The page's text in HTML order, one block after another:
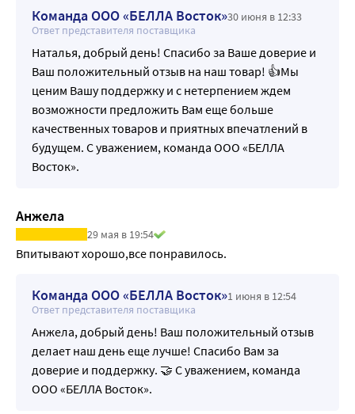
Команда ООО «БЕЛЛА Восток»30 июня в 12:33
Ответ представителя поставщика
Наталья, добрый день! Спасибо за Ваше доверие и
Ваш положительный отзыв на наш товар! 👍Мы
ценим Вашу поддержку и с нетерпением ждем
возможности предложить Вам еще больше
качественных товаров и приятных впечатлений в
будущем. С уважением, команда ООО «БЕЛЛА
Восток».
Анжела
29 мая в 19:54
Впитывают хорошо,все понравилось.
Команда ООО «БЕЛЛА Восток»1 июня в 12:54
Ответ представителя поставщика
Анжела, добрый день! Ваш положительный отзыв
делает наш день еще лучше! Спасибо Вам за
доверие и поддержку. 🤝 С уважением, команда
ООО «БЕЛЛА Восток».